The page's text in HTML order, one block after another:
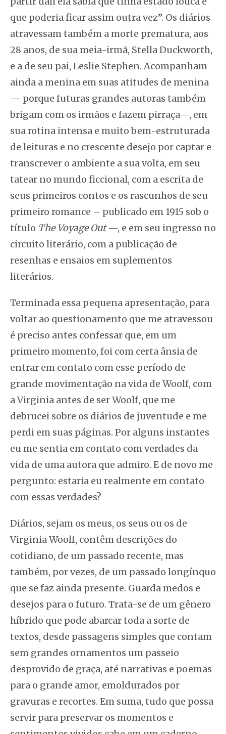
que poderia ficar assim outra vez”. Os diários
atravessam também a morte prematura, aos
28 anos, de sua meia-irmã, Stella Duckworth,
e a de seu pai, Leslie Stephen. Acompanham
ainda a menina em suas atitudes de menina
— porque futuras grandes autoras também
brigam com os irmãos e fazem pirraça—, em
sua rotina intensa e muito bem-estruturada
de leituras e no crescente desejo por captar e
transcrever o ambiente a sua volta, em seu
tatear no mundo ficcional, com a escrita de
seus primeiros contos e os rascunhos de seu
primeiro romance – publicado em 1915 sob o
título The Voyage Out—, e em seu ingresso no
circuito literário, com a publicação de
resenhas e ensaios em suplementos
literários.
Terminada essa pequena apresentação, para
voltar ao questionamento que me atravessou
é preciso antes confessar que, em um
primeiro momento, foi com certa ânsia de
entrar em contato com esse período de
grande movimentação na vida de Woolf, com
a Virginia antes de ser Woolf, que me
debrucei sobre os diários de juventude e me
perdi em suas páginas. Por alguns instantes
eu me sentia em contato com verdades da
vida de uma autora que admiro. E de novo me
pergunto: estaria eu realmente em contato
com essas verdades?
Diários, sejam os meus, os seus ou os de
Virginia Woolf, contêm descrições do
cotidiano, de um passado recente, mas
também, por vezes, de um passado longínquo
que se faz ainda presente. Guarda medos e
desejos para o futuro. Trata-se de um gênero
híbrido que pode abarcar toda a sorte de
textos, desde passagens simples que contam
sem grandes ornamentos um passeio
desprovido de graça, até narrativas e poemas
para o grande amor, emoldurados por
gravuras e recortes. Em suma, tudo que possa
servir para preservar os momentos e